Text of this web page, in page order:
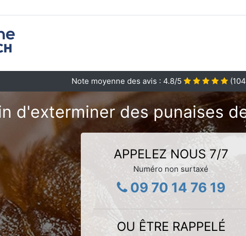
Note moyenne des avis : 4.8/5 (104
d'exterminer des punaises
APPELEZ NOUS 7/7
Numéro non surtaxé
09 70 14 76 19
OU ÊTRE RAPPELÉ